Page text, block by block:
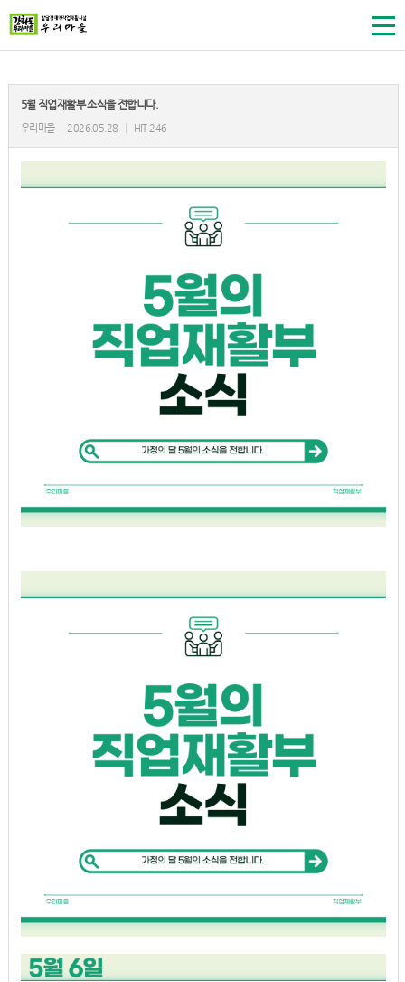
5월 직업재활부 소식을 전합니다.
우리마을 2026.05.28 HIT 246